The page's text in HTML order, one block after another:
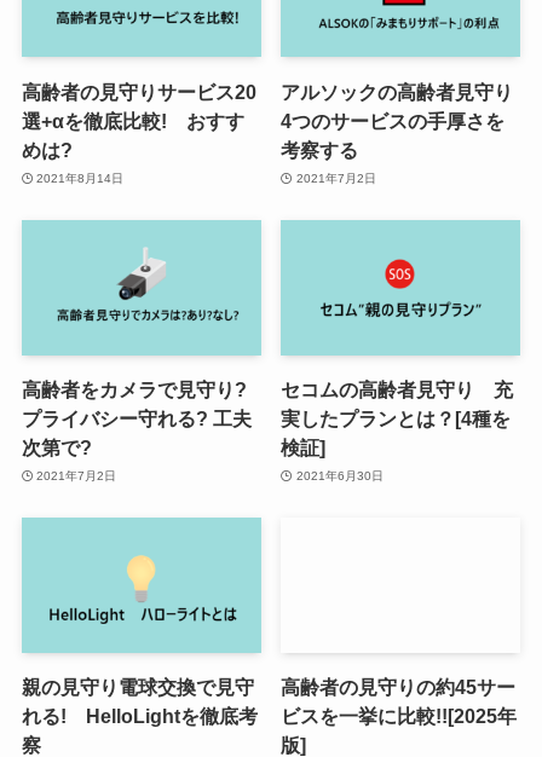
高齢者の見守りサービス20
選+αを徹底比較! おすす
めは?
2021年8月14日
アルソックの高齢者見守り
4つのサービスの手厚さを
考察する
2021年7月2日
高齢者をカメラで見守り?
プライバシー守れる? 工夫
次第で?
2021年7月2日
セコムの高齢者見守り 充
実したプランとは？[4種を
検証]
2021年6月30日
親の見守り電球交換で見守
れる! HelloLightを徹底考
察
高齢者の見守りの約45サー
ビスを一挙に比較!![2025年
版]